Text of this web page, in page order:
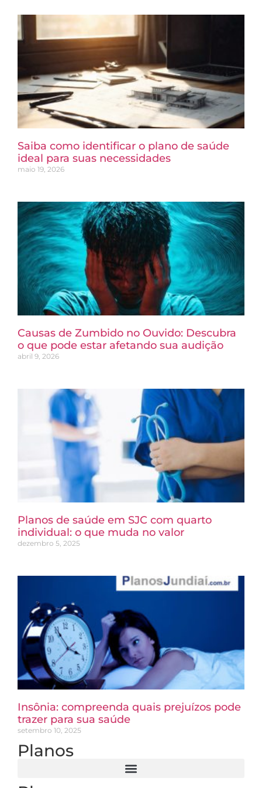
Saiba como identificar o plano de saúde
ideal para suas necessidades
maio 19, 2026
Causas de Zumbido no Ouvido: Descubra
o que pode estar afetando sua audição
abril 9, 2026
Planos de saúde em SJC com quarto
individual: o que muda no valor
dezembro 5, 2025
Insônia: compreenda quais prejuízos pode
trazer para sua saúde
setembro 10, 2025
Planos